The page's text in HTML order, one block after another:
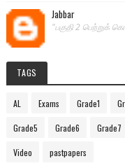
Jabbar
"பகுதி 2 பெற்றுக்
TAGS
AL Exams Grade1
Grade5 Grade6 Grade7
Video pastpapers